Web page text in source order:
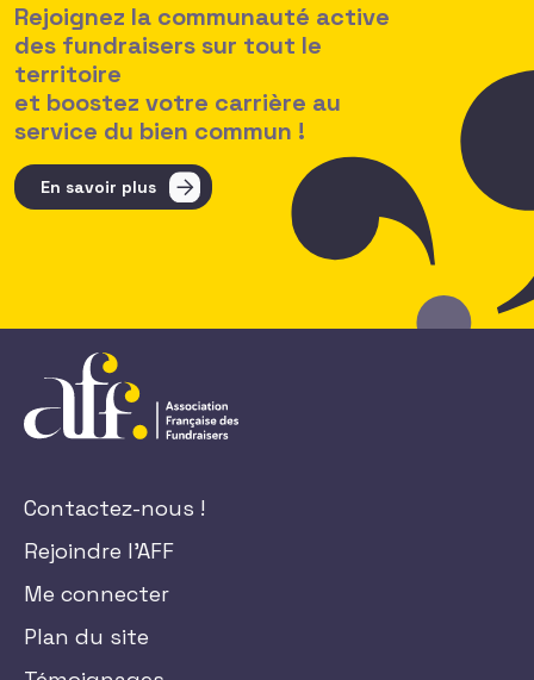
Rejoignez la communauté active
des fundraisers sur tout le
territoire
et boostez votre carrière au
service du bien commun !
En savoir plus
Contactez-nous !
Rejoindre l'AFF
Me connecter
Plan du site